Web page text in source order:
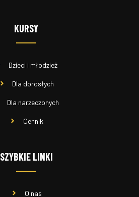
KURSY
Dzieci i młodzież
Dla dorosłych
Dla narzeczonych
Cennik
SZYBKIE LINKI
O nas